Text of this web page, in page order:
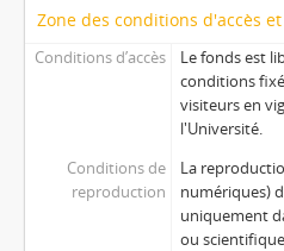
Zone des conditions d'accès
Conditions d’accès
Le fonds est
conditions
visiteurs en
l'Université.
Conditions de
reproduction
La
numériques)
uniquement
ou scientifique